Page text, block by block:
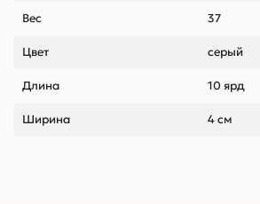
Вес 37
Цвет серый
Длина 10 ярд
Ширина 4 см